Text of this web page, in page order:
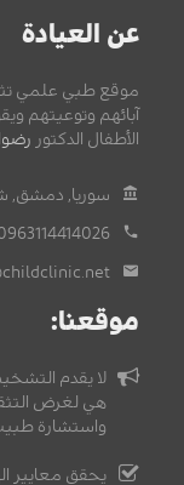
عن العيادة
موقع طبي علمي
آبائهم وتوعيتهم
الأطفال الدكتور
سوريا, دمشق,
موقعنا:
لا يقدم
هي لغرض
واستشارة
يحقق معايير